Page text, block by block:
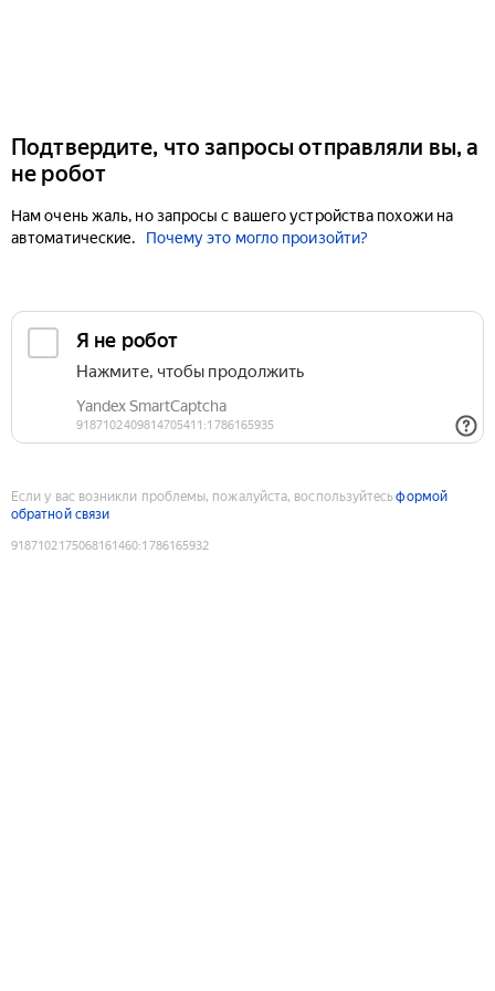
Подтвердите, что запросы отправляли вы, а
не робот
Нам очень жаль, но запросы с вашего устройства похожи на
автоматические.
Почему это могло произойти?
Если у вас возникли проблемы, пожалуйста, воспользуйтесьформой
обратной связи
9187102175068161460:1786165932